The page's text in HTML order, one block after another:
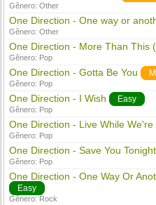
Gênero:Other
One Direction - One way or
Gênero:Other
One Direction - More Than This
Gênero: Pop
One Direction - Gotta Be You
Gênero: Pop
One Direction - I Wish Easy
Gênero: Pop
One Direction - Live While We're
Gênero: Pop
One Direction - Save You Tonight
Gênero: Pop
One Direction - One Way Or
Easy
Gênero: Rock